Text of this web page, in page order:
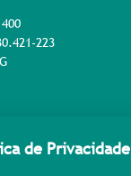
223
de Privacidade